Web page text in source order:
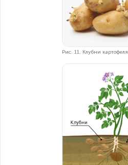
Рис. 11. Клубни картофеля